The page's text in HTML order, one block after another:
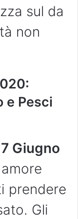
sul da
non
e Pesci
Giugno
prendere
Gli